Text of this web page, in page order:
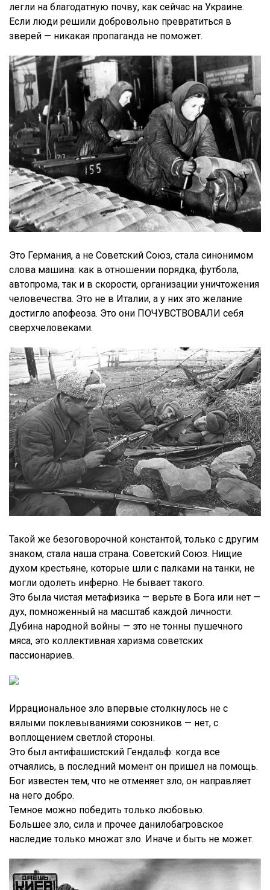
легли на благодатную почву, как сейчас на Украине.
Если люди решили добровольно превратиться в
зверей — никакая пропаганда не поможет.
Это Германия, а не Советский Союз, стала синонимом
слова машина: как в отношении порядка, футбола,
автопрома, так и в скорости, организации уничтожения
человечества. Это не в Италии, а у них это желание
достигло апофеоза. Это они ПОЧУВСТВОВАЛИ себя
сверхчеловеками.
Такой же безоговорочной константой, только с другим
знаком, стала наша страна. Советский Союз. Нищие
духом крестьяне, которые шли с палками на танки, не
могли одолеть инферно. Не бывает такого.
Это была чистая метафизика — верьте в Бога или нет —
дух, помноженный на масштаб каждой личности.
Дубина народной войны — это не тонны пушечного
мяса, это коллективная харизма советских
пассионариев.
Иррациональное зло впервые столкнулось не с
вялыми поклевываниями союзников — нет, с
воплощением светлой стороны.
Это был антифашистский Гендальф: когда все
отчаялись, в последний момент он пришел на помощь.
Бог известен тем, что не отменяет зло, он направляет
на него добро.
Темное можно победить только любовью.
Большее зло, сила и прочее данилобагровское
наследие только множат зло. Иначе и быть не может.